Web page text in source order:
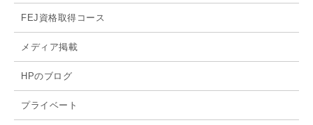
FEJ資格取得コース
メディア掲載
HPのブログ
プライベート